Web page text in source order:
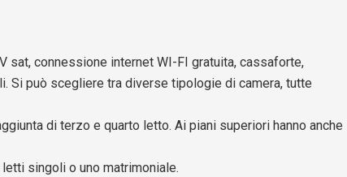
sat, connessione internet WI-FI gratuita, cassaforte,
Si può scegliere tra diverse tipologie di camera, tutte
di terzo e quarto letto. Ai piani superiori hanno anche
singoli o uno matrimoniale.